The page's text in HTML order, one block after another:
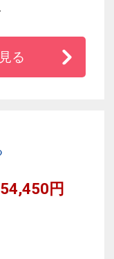
す
海道第２の繁
便利さ
る
円